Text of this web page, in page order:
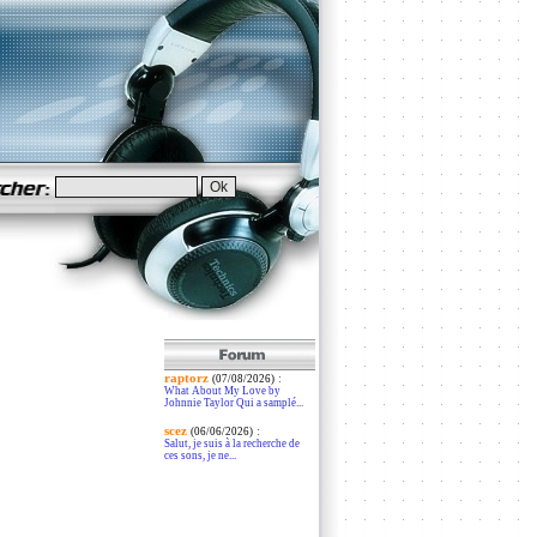
raptorz (07/08/2026):
What About My Love by
Johnnie Taylor Qui a samplé...
scez (06/06/2026):
Salut, je suis à la recherche de
ces sons, je ne...